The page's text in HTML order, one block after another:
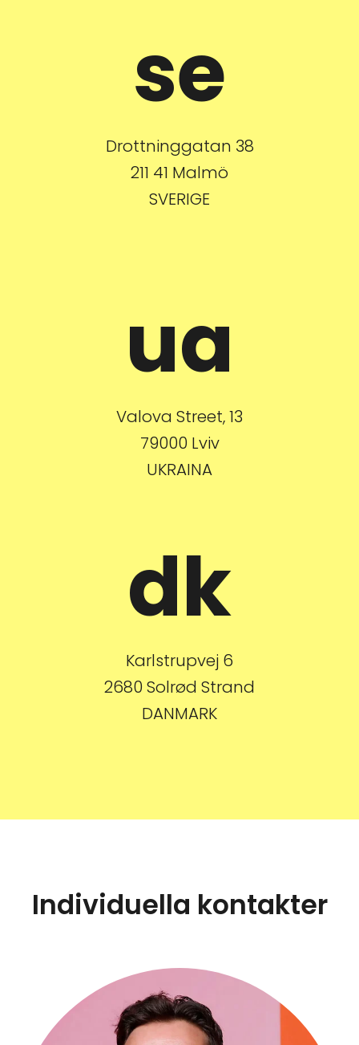
se
Drottninggatan 38
211 41 Malmö
SVERIGE
ua
Valova Street, 13
79000 Lviv
UKRAINA
dk
Karlstrupvej 6
2680 Solrød Strand
DANMARK
Individuella kontakter